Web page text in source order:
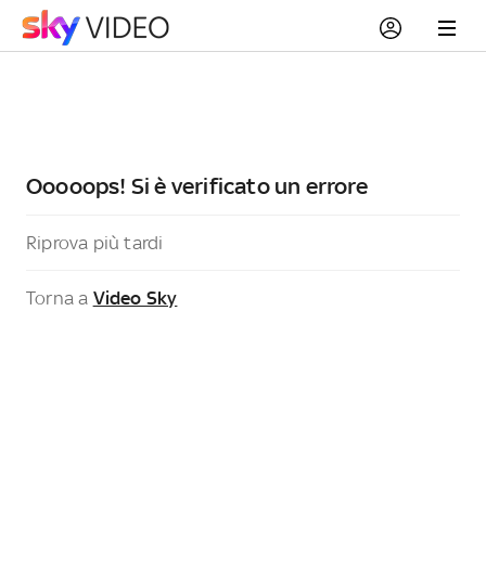
Ooooops! Si è verificato un errore
Riprova più tardi
Torna a Video Sky